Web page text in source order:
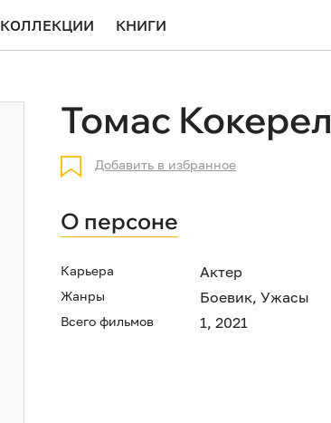
КОЛЛЕКЦИИ КНИГИ
Томас Кокерел
Добавить в избранное
О персоне
Карьера Актер
Жанры Боевик, Ужасы
Всего фильмов 1, 2021